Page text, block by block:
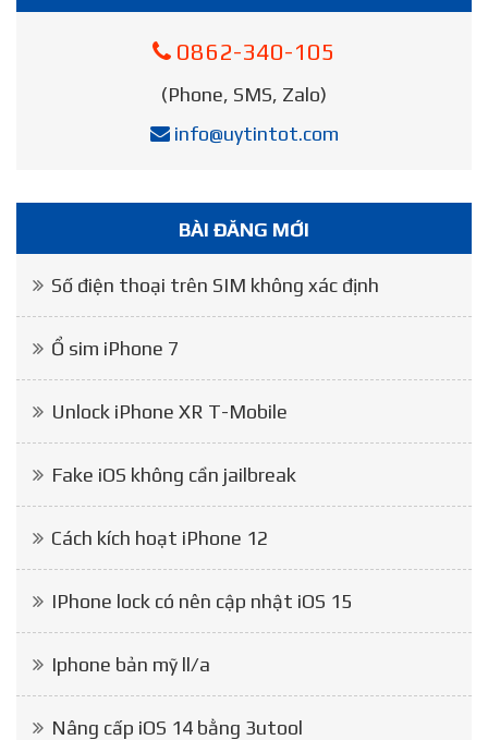
0862-340-105
(Phone, SMS, Zalo)
info@uytintot.com
BÀI ĐĂNG MỚI
Số điện thoại trên SIM không xác định
Ổ sim iPhone 7
Unlock iPhone XR T-Mobile
Fake iOS không cần jailbreak
Cách kích hoạt iPhone 12
IPhone lock có nên cập nhật iOS 15
Iphone bản mỹ ll/a
Nâng cấp iOS 14 bằng 3utool